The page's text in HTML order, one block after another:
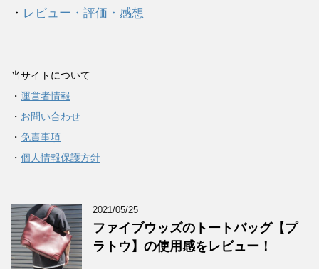
・ レビュー・評価・感想
当サイトについて
・ 運営者情報
・ お問い合わせ
・ 免責事項
・ 個人情報保護方針
2021/05/25
ファイブウッズのトートバッグ【プ
ラトウ】の使用感をレビュー！